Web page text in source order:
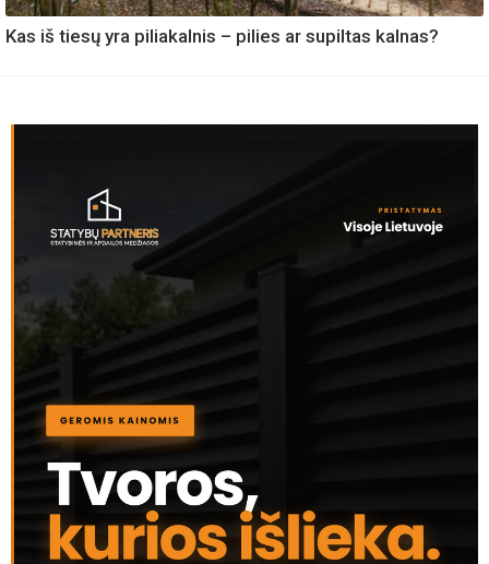
Kas iš tiesų yra piliakalnis – pilies ar supiltas kalnas?